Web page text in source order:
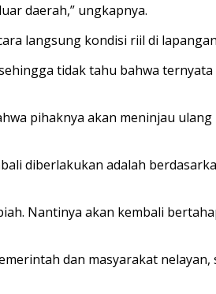
daerah,” ungkapnya.
langsung kondisi riil di
tidak tahu bahwa
pihaknya akan meninjau
diberlakukan adalah
Nantinya akan kembali
dan masyarakat